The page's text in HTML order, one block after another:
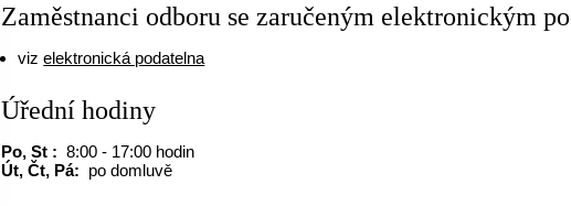
Zaměstnanci odboru se zaručeným elektronickým
vizelektronická podatelna
Úřední hodiny
Po, St : 8:00 - 17:00 hodin
Út, Čt, Pá: po domluvě